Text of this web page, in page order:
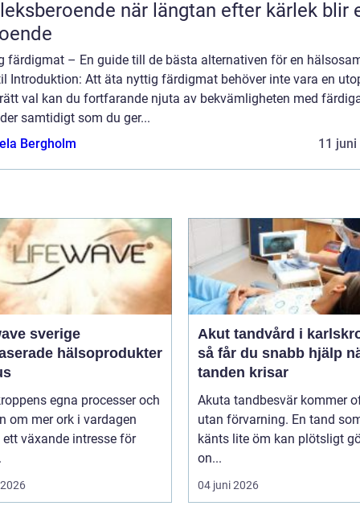
när längtan efter kärlek blir ett
färdigmat – En guide till de bästa alternativen för en
Introduktion: Att äta nyttig färdigmat behöver inte vara en
val kan du fortfarande njuta av bekvämligheten med
samtidigt som du ger...
Bergholm
11 juni
sverige
hälsoprodukter
egna processer och
om mer ork i vardagen
växande intresse för
Akut tandvård i
så får du snabb hjälp
tanden krisar
Akuta tandbesvär kommer
utan förvarning. En tand
känts lite öm kan plötsligt
on...
04 juni 2026